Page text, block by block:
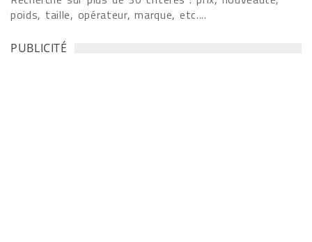
poids, taille, opérateur, marque, etc....
PUBLICITÉ